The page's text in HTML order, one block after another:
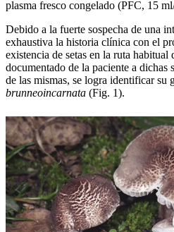
plasma fresco congelado (PFC, 15
Debido a la fuerte sospecha de una
exhaustiva la historia clínica con el
existencia de setas en la ruta habitual
documentado de la paciente a dichas
de las mismas, se logra identificar su
brunneoincarnata (Fig. 1).